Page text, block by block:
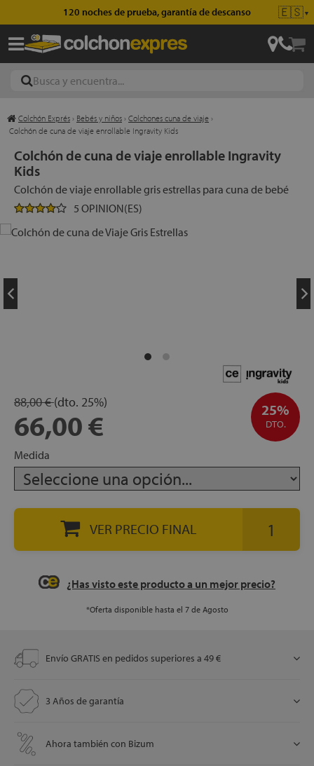
120 noches de prueba, garantía de descanso 🇪🇸▼
Colchón Exprés › Bebés y niños › Colchones cuna de viaje ›
Colchón de cuna de viaje enrollable Ingravity Kids
Colchón de cuna de viaje enrollable Ingravity
Kids
Colchón de viaje enrollable gris estrellas para cuna de bebé
5 OPINION(ES)
25%
DTO.
88,00 €(dto. 25%)
66,00 €
Medida
VER PRECIO FINAL
¿Has visto este producto a un mejor precio?
*Oferta disponible hasta el 7 de Agosto
Envío GRATIS en pedidos superiores a 49 €
3 Años de garantía
Ahora también con Bizum